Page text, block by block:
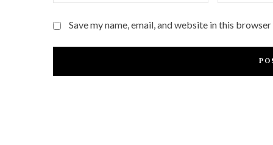
Save my name, email, and website in this